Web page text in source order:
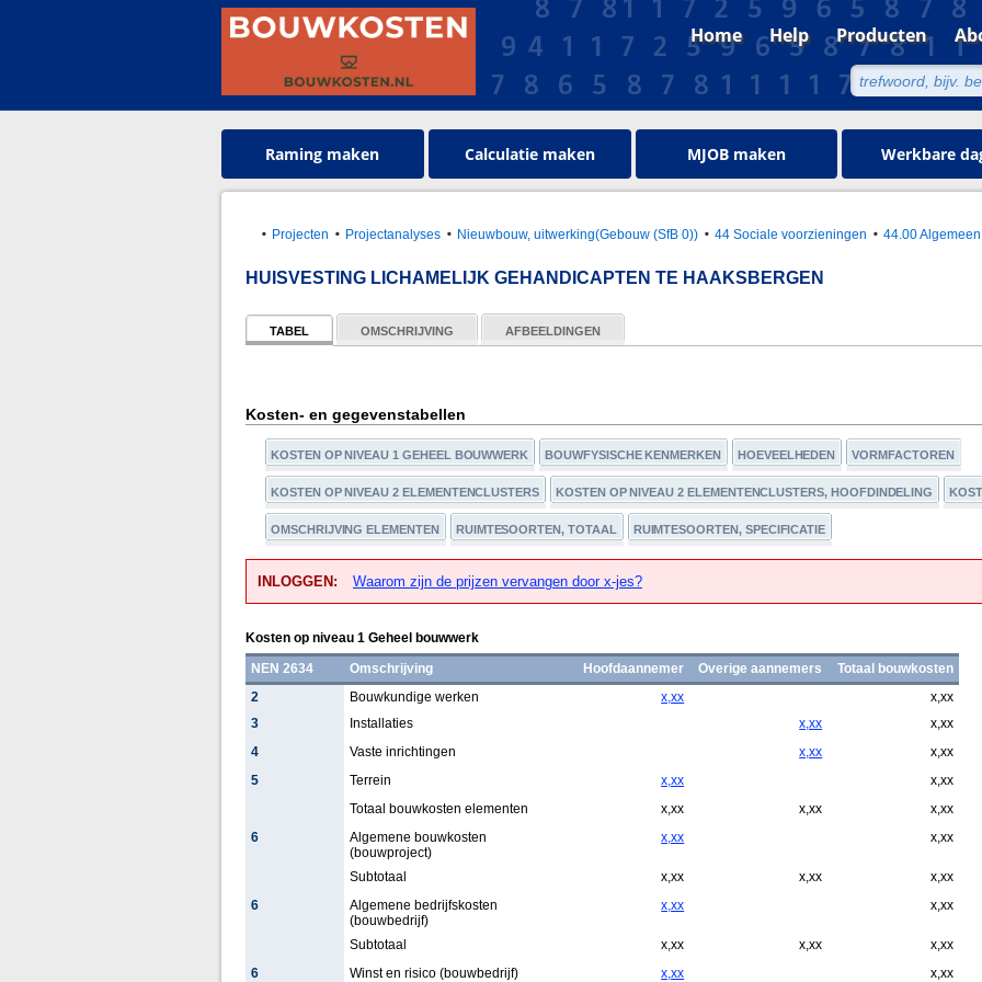
Home Help Producten
Raming maken Calculatie maken MJOB maken Werkbare
Projecten Projectanalyses Nieuwbouw, uitwerking(Gebouw (SfB 0)) 44 Sociale voorzieningen 44.00 Algemeen
HUISVESTING LICHAMELIJK GEHANDICAPTEN TE HAAKSBERGEN
TABEL OMSCHRIJVING
AFBEELDINGEN
Kosten- en gegevenstabellen
KOSTEN OP NIVEAU 1 GEHEEL BOUWWERK BOUWFYSISCHE KENMERKEN HOEVEELHEDEN VORMFACTOREN
KOSTEN OP NIVEAU 2 ELEMENTENCLUSTERS KOSTEN OP NIVEAU 2 ELEMENTENCLUSTERS, HOOFDINDELING
OMSCHRIJVING ELEMENTEN RUIMTESOORTEN, TOTAAL RUIMTESOORTEN, SPECIFICATIE
INLOGGEN: Waarom zijn de prijzen vervangen door x-jes?
Kosten op niveau 1 Geheel bouwwerk
NEN 2634
Omschrijving Hoofdaannemer Overige aannemers
Totaal bouwkosten
2
Bouwkundige werken x,xx
x,xx
3
Installaties x,xx
x,xx
4
Vaste inrichtingen x,xx
x,xx
5
Terrein x,xx
x,xx
Totaal bouwkosten elementen
x,xx x,xx
x,xx
6
Algemene bouwkosten
(bouwproject)
x,xx x,xx
Subtotaal x,xx x,xx
x,xx
6
Algemene bedrijfskosten
(bouwbedrijf)
x,xx x,xx
Subtotaal x,xx x,xx
x,xx
6
Winst en risico (bouwbedrijf) x,xx
x,xx